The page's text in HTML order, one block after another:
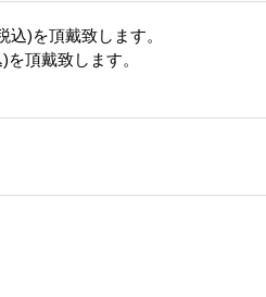
込)を頂戴致します。
頂戴致します。